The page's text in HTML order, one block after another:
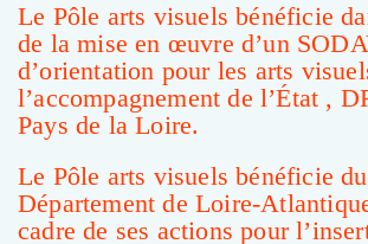
Le Pôle arts visuels bénéficie
de la mise en œuvre d’un
d’orientation pour les arts
l’accompagnement de l’État ,
Pays de la Loire.
Le Pôle arts visuels bénéficie
Département de Loire-
cadre de ses actions pour